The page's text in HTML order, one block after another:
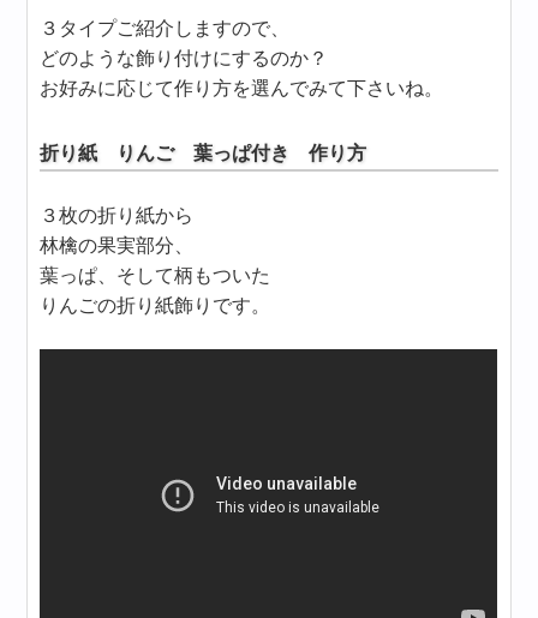
３タイプご紹介しますので、
どのような飾り付けにするのか？
お好みに応じて作り方を選んでみて下さいね。
折り紙 りんご 葉っぱ付き 作り方
３枚の折り紙から
林檎の果実部分、
葉っぱ、そして柄もついた
りんごの折り紙飾りです。